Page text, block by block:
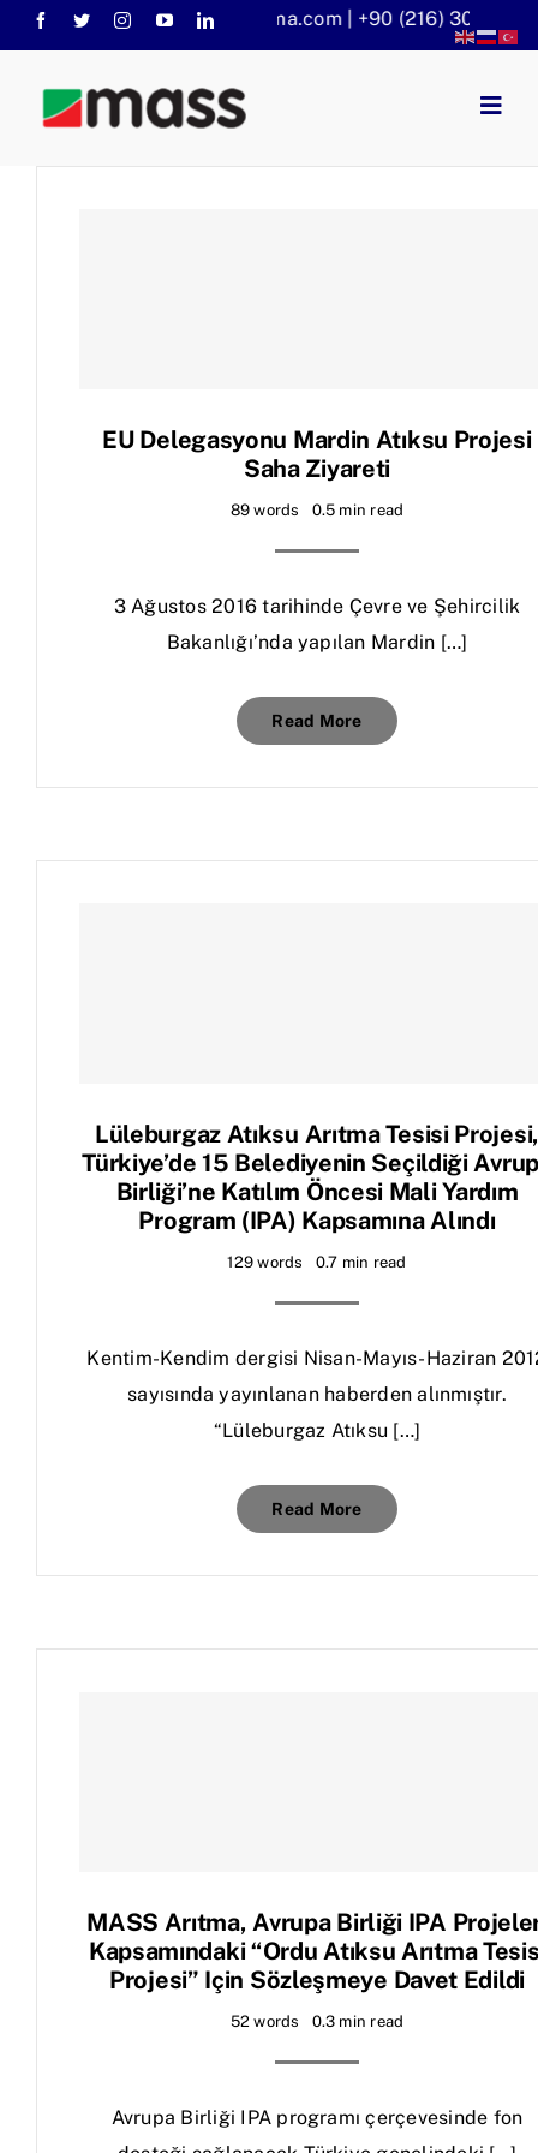
Skip
to
content
info@massaritma.com | +90 (216) 301 1140
Anasayfa
EU Delegasyonu Mardin Atıksu Projesi
Saha Ziyareti
89 words 0.5 min read
3 Ağustos 2016 tarihinde Çevre ve Şehircilik
Bakanlığı’nda yapılan Mardin […]
Read More
Lüleburgaz Atıksu Arıtma Tesisi Projesi,
Türkiye’de 15 Belediyenin Seçildiği
Birliği’ne Katılım Öncesi Mali Yardım
Program (IPA) Kapsamına Alındı
129 words 0.7 min read
Kentim-Kendim dergisi Nisan-Mayıs-Haziran
sayısında yayınlanan haberden alınmıştır.
“Lüleburgaz Atıksu […]
Read More
MASS Arıtma, Avrupa Birliği IPA
Kapsamındaki “Ordu Atıksu Arıtma
Projesi” Için Sözleşmeye Davet Edildi
52 words 0.3 min read
Avrupa Birliği IPA programı çerçevesinde fon